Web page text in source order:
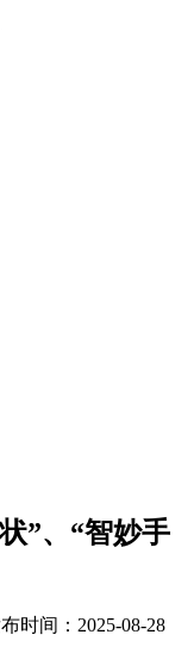
”、“智妙手
时间：2025-08-28